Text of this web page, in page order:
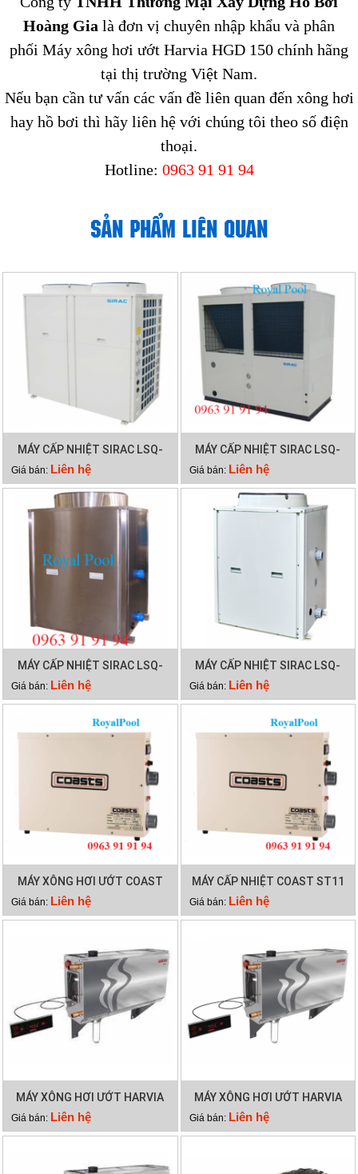
Hoàng Gia là đơn vị chuyên nhập khẩu và phân
phối Máy xông hơi ướt Harvia HGD 150 chính hãng
tại thị trường Việt Nam.
Nếu bạn cần tư vấn các vấn đề liên quan đến xông hơi
hay hồ bơi thì hãy liên hệ với chúng tôi theo số điện
thoại.
Hotline: 0963 91 91 94
SẢN PHẨM LIÊN QUAN
MÁY CẤP NHIỆT SIRAC LSQ-
15RP
Giá bán: Liên hệ
MÁY CẤP NHIỆT SIRAC LSQ-
10RP
Giá bán: Liên hệ
MÁY CẤP NHIỆT SIRAC LSQ-
03RP
Giá bán: Liên hệ
MÁY CẤP NHIỆT SIRAC LSQ-
05RP
Giá bán: Liên hệ
MÁY XÔNG HƠI ƯỚT COAST
ST15
Giá bán: Liên hệ
MÁY CẤP NHIỆT COAST ST11
Giá bán: Liên hệ
MÁY XÔNG HƠI ƯỚT HARVIA
HGX15
Giá bán: Liên hệ
MÁY XÔNG HƠI ƯỚT HARVIA
HGX11
Giá bán: Liên hệ